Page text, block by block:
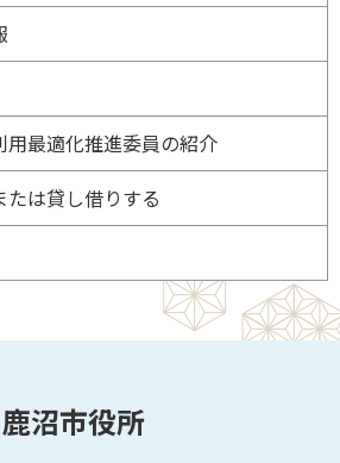
用最適化推進委員の紹介
は貸し借りする
鹿沼市役所